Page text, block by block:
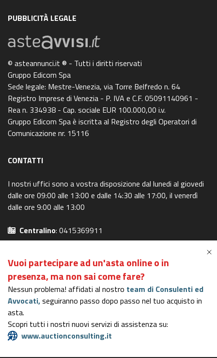
PUBBLICITÀ LEGALE
© asteannunci.it ® - Tutti i diritti riservati
Gruppo Edicom Spa
Sede legale: Mestre-Venezia, via Torre Belfredo n. 64
Registro Imprese di Venezia - P. IVA e C.F. 05091140961 -
Rea n. 334938 - Cap. sociale EUR 100.000,00 i.v.
Gruppo Edicom Spa è iscritta al Registro degli Operatori di
Comunicazione nr. 15116
CONTATTI
I nostri uffici sono a vostra disposizione dal lunedi al giovedi
dalle ore 09:00 alle 13:00 e dalle 14:30 alle 17:00, il venerdì
dalle ore 9:00 alle 13:00
Centralino: 0415369911
Email: info@asteavvisi.it
Privacy Policy
Cookie Policy
Preferenze Privacy
I miei diritti
Portale in possesso dei requisiti del DM 31/10/2006
Rating di Legalità AGCM
ISO 27001- ISO 37001
Vuoi partecipare ad un'asta online o in
presenza,ma non sai come fare?
Nessun problema! affidati al nostro team di Consulenti ed
Avvocati,seguiranno passo dopo passo nel tuo acquisto in
asta.
Scopri tutti i nostri nuovi servizi di assistenza su:
www.auctionconsulting.it